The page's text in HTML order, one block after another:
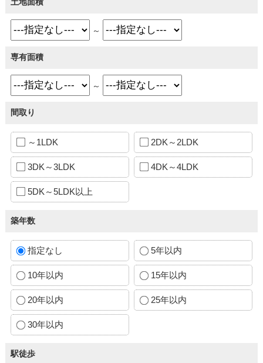
～
専有面積
～
間取り
～1LDK 2DK～2LDK
3DK～3LDK 4DK～4LDK
5DK～5LDK以上
築年数
指定なし 5年以内
10年以内 15年以内
20年以内 25年以内
30年以内
駅徒歩